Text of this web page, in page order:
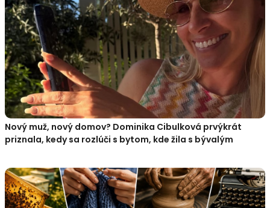
Nový muž, nový domov? Dominika Cibulková prvýkrát
priznala, kedy sa rozlúči s bytom, kde žila s bývalým